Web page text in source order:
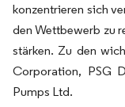
konzentrieren sich
den Wettbewerb zu
stärken. Zu den
Corporation, PSG
Pumps Ltd.